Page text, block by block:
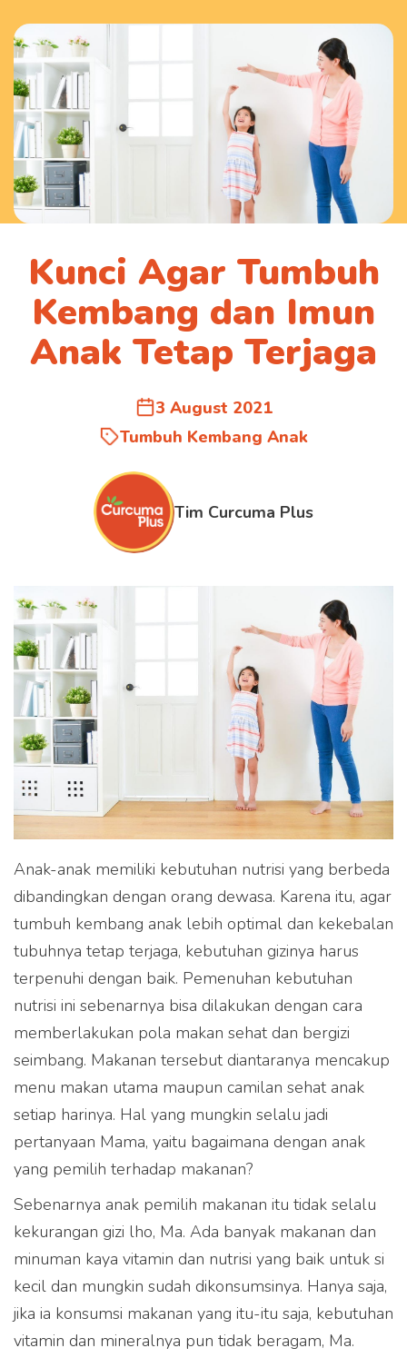
Kunci Agar Tumbuh
Kembang dan Imun
Anak Tetap Terjaga
3 August 2021
Tumbuh Kembang Anak
Tim Curcuma Plus
Anak-anak memiliki kebutuhan nutrisi yang berbeda
dibandingkan dengan orang dewasa. Karena itu, agar
tumbuh kembang anak lebih optimal dan kekebalan
tubuhnya tetap terjaga, kebutuhan gizinya harus
terpenuhi dengan baik. Pemenuhan kebutuhan
nutrisi ini sebenarnya bisa dilakukan dengan cara
memberlakukan pola makan sehat dan bergizi
seimbang. Makanan tersebut diantaranya mencakup
menu makan utama maupun camilan sehat anak
setiap harinya. Hal yang mungkin selalu jadi
pertanyaan Mama, yaitu bagaimana dengan anak
yang pemilih terhadap makanan?
Sebenarnya anak pemilih makanan itu tidak selalu
kekurangan gizi lho, Ma. Ada banyak makanan dan
minuman kaya vitamin dan nutrisi yang baik untuk si
kecil dan mungkin sudah dikonsumsinya. Hanya saja,
jika ia konsumsi makanan yang itu-itu saja, kebutuhan
vitamin dan mineralnya pun tidak beragam, Ma.